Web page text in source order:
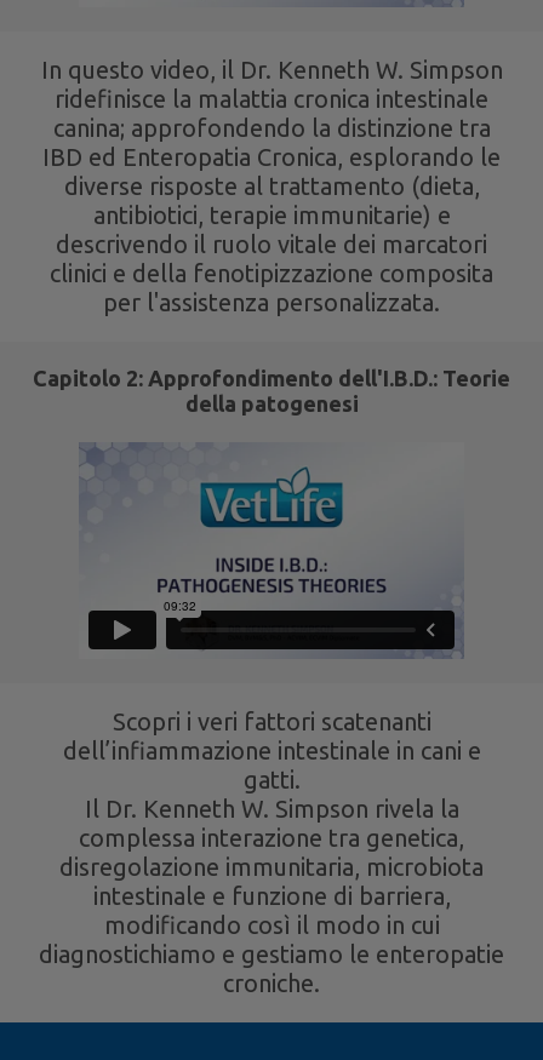
In questo video, il Dr. Kenneth W. Simpson
ridefinisce la malattia cronica intestinale
canina; approfondendo la distinzione tra
IBD ed Enteropatia Cronica, esplorando le
diverse risposte al trattamento (dieta,
antibiotici, terapie immunitarie) e
descrivendo il ruolo vitale dei marcatori
clinici e della fenotipizzazione composita
per l'assistenza personalizzata.
Capitolo 2: Approfondimento dell'I.B.D.: Teorie
della patogenesi
Scopri i veri fattori scatenanti
dell’infiammazione intestinale in cani e
gatti.
Il Dr. Kenneth W. Simpson rivela la
complessa interazione tra genetica,
disregolazione immunitaria, microbiota
intestinale e funzione di barriera,
modificando così il modo in cui
diagnostichiamo e gestiamo le enteropatie
croniche.